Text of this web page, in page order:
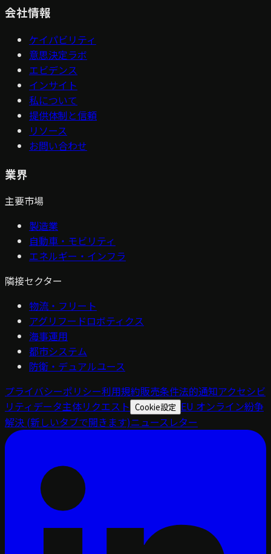
会社情報
ケイパビリティ
意思決定ラボ
エビデンス
インサイト
私について
提供体制と信頼
リソース
お問い合わせ
業界
主要市場
製造業
自動車・モビリティ
エネルギー・インフラ
隣接セクター
物流・フリート
アグリフードロボティクス
海事運用
都市システム
防衛・デュアルユース
プライバシーポリシー利用規約販売条件法的通知アクセシビ
リティデータ主体リクエスト Cookie設定 EU オンライン紛争
解決 (新しいタブで開きます)ニュースレター